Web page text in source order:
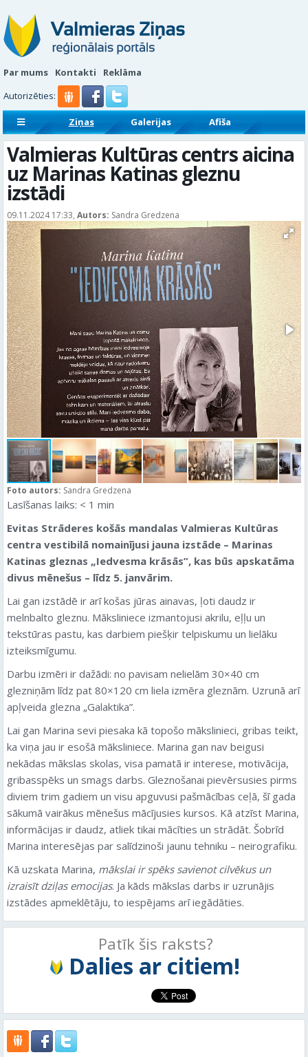
Par mums Kontakti
Reklāma
Autorizēties:
Ziņas Galerijas
Afiša
Sludinājumi
Reklāmraksti
Valmieras Kultūras centrs aicina
uz Marinas Katinas gleznu
izstādi
09.11.2024 17:33, Autors: Sandra Gredzena
Foto autors: Sandra Gredzena
Lasīšanas laiks: < 1 min
Evitas Strāderes košās mandalas Valmieras Kultūras
centra vestibilā nomainījusi jauna izstāde – Marinas
Katinas gleznas „Iedvesma krāsās”, kas būs apskatāma
divus mēnešus – līdz 5. janvārim.
Lai gan izstādē ir arī košas jūras ainavas, ļoti daudz ir
melnbalto gleznu. Māksliniece izmantojusi akrilu, eļļu un
tekstūras pastu, kas darbiem piešķir telpiskumu un lielāku
izteiksmīgumu.
Darbu izmēri ir dažādi: no pavisam nelielām 30×40 cm
glezniņām līdz pat 80×120 cm liela izmēra gleznām. Uzrunā arī
apļveida glezna „Galaktika”.
Lai gan Marina sevi piesaka kā topošo mākslinieci, gribas teikt,
ka viņa jau ir esošā māksliniece. Marina gan nav beigusi
nekādas mākslas skolas, visa pamatā ir interese, motivācija,
gribasspēks un smags darbs. Gleznošanai pievērsusies pirms
diviem trim gadiem un visu apguvusi pašmācības ceļā, šī gada
sākumā vairākus mēnešus mācījusies kursos. Kā atzīst Marina,
informācijas ir daudz, atliek tikai mācīties un strādāt. Šobrīd
Marina interesējas par salīdzinoši jaunu tehniku – neirografiku.
Kā uzskata Marina, mākslai ir spēks savienot cilvēkus un
izraisīt dziļas emocijas. Ja kāds mākslas darbs ir uzrunājis
izstādes apmeklētāju, to iespējams arī iegādāties.
Patīk šis raksts?
Dalies ar citiem!